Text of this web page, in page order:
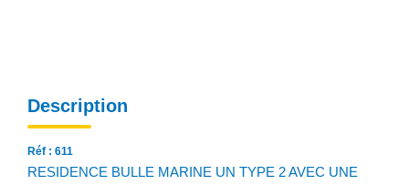
Description
Réf : 611
RESIDENCE BULLE MARINE UN TYPE 2 AVEC UNE